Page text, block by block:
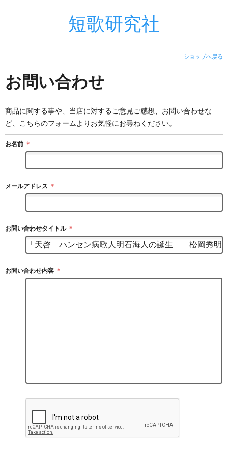
短歌研究社
ショップへ戻る
お問い合わせ
商品に関する事や、当店に対するご意見ご感想、お問い合わせな
ど、こちらのフォームよりお気軽にお尋ねください。
お名前 ＊
メールアドレス ＊
お問い合わせタイトル ＊
お問い合わせ内容 ＊